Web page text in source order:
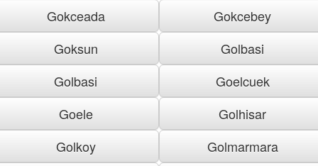
Gokceada
Gokcebey
Goksun
Golbasi
Golbasi
Goelcuek
Goele
Golhisar
Golkoy
Golmarmara